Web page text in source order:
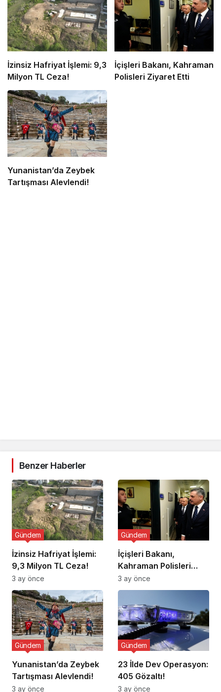
İzinsiz Hafriyat İşlemi: 9,3
Milyon TL Ceza!
İçişleri Bakanı, Kahraman
Polisleri Ziyaret Etti
Yunanistan’da Zeybek
Tartışması Alevlendi!
Benzer Haberler
İzinsiz Hafriyat İşlemi:
9,3 Milyon TL Ceza!
Gündem
3 ay önce
İçişleri Bakanı,
Kahraman Polisleri
Ziyaret Etti
Gündem
3 ay önce
Yunanistan’da Zeybek
Tartışması Alevlendi!
Gündem
3 ay önce
23 İlde Dev Operasyon:
405 Gözaltı!
Gündem
3 ay önce